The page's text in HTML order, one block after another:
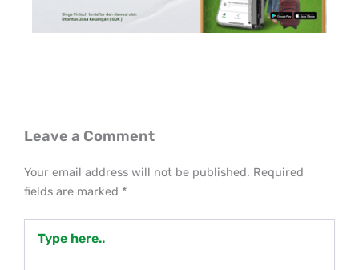
Leave a Comment
Your email address will not be published. Required
fields are marked *
here..